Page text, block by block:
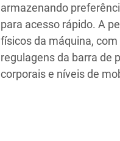
armazenando
para acesso rápido. A
físicos da máquina,
regulagens da barra de
corporais e níveis de